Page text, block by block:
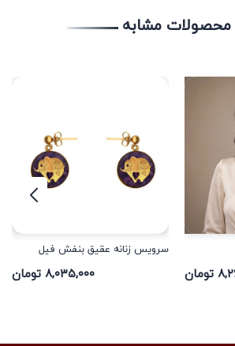
محصولات مشابه
سرویس زنانه عقیق بنفش فیل
۸,۰۳۵,۰۰۰ تومان